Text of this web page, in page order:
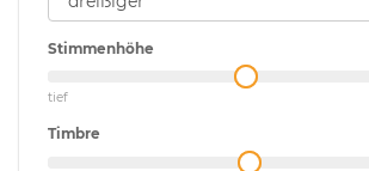
Stimmenhöhe
tief
Timbre